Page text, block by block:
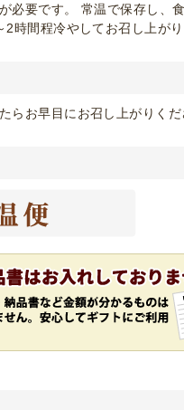
必要です。 常温で保存し、
2時間程冷やしてお召し上がり
らお早目にお召し上がりくだ